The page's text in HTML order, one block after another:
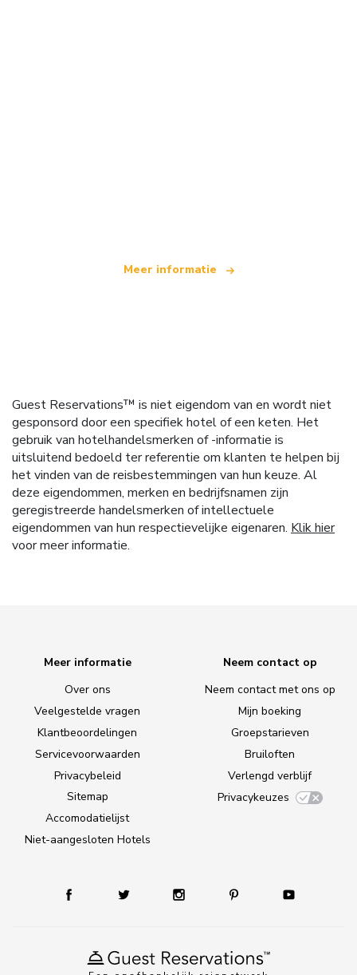
Meer informatie
Guest Reservations™ is niet eigendom van en wordt niet
gesponsord door een specifiek hotel of een keten. Het
gebruik van hotelhandelsmerken of -informatie is
uitsluitend bedoeld ter referentie om klanten te helpen bij
het vinden van de reisbestemmingen van hun keuze. Al
deze eigendommen, merken en bedrijfsnamen zijn
geregistreerde handelsmerken of intellectuele
eigendommen van hun respectievelijke eigenaren. Klik hier
voor meer informatie.
Meer informatie
Over ons
Veelgestelde vragen
Klantbeoordelingen
Servicevoorwaarden
Privacybeleid
Sitemap
Accomodatielijst
Niet-aangesloten Hotels
Neem contact op
Neem contact met ons op
Mijn boeking
Groepstarieven
Bruiloften
Verlengd verblijf
Privacykeuzes